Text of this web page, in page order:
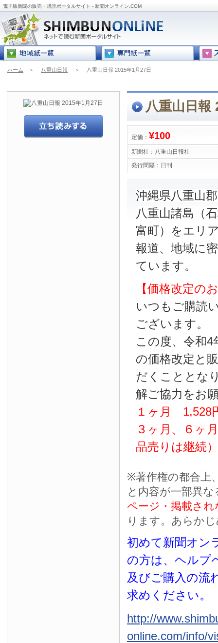
電子版新聞の販売・購読ポータルサイト - 新聞オンライン.COM
ホーム ＞ 八重山日報 ＞ 八重山日報 2015年1月27日
八重山日報
定価： ¥100
新聞社： 八重山日報社
発行間隔： 日刊
沖縄県八重山
八重山諸島（
富町）をエリ
報道、地域に
ています。
【価格改定の
いつもご購読
ございます。
この度、令和4
の価格改定と
だくこととな
解ご協力をお
１ヶ月 1,528
３ヶ月、６ヶ
品売りは継続）
※著作権の都合上
と内容が一部異な
ページ・掲載され
ります。あらか
初めて新聞オン
の方は、ヘルプ
及びご購入の流
求めください。
http://
online.com/info/